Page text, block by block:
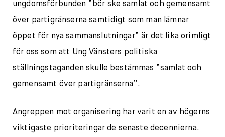
ungdomsförbunden ”bör ske samlat och gemensamt
över partigränserna samtidigt som man lämnar
öppet för nya sammanslutningar” är det lika orimligt
för oss som att Ung Vänsters politiska
ställningstaganden skulle bestämmas ”samlat och
gemensamt över partigränserna”.
Angreppen mot organisering har varit en av högerns
viktigaste prioriteringar de senaste decennierna.